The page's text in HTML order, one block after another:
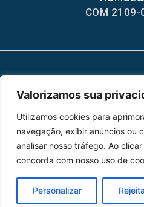
Valorizamos sua
Utilizamos cookies para
navegação, exibir anúncios ou
analisar nosso tráfego. Ao
concorda com nosso uso de
Personalizar
COM